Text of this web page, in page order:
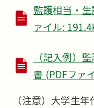
監護相当・
ァイル:
（記入例）
書 (PDFファ
（注意）大学生